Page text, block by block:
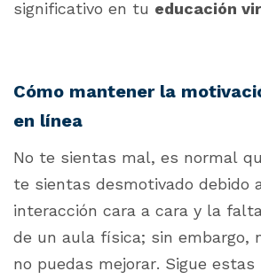
significativo en tu educación
Cómo mantener la
en línea
No te sientas mal, es normal
te sientas desmotivado debido
interacción cara a cara y la
de un aula física; sin embargo,
no puedas mejorar. Sigue estas